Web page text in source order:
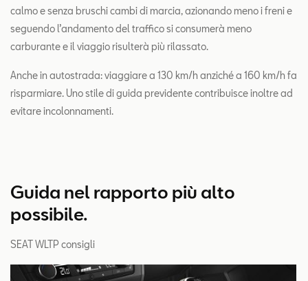
calmo e senza bruschi cambi di marcia, azionando meno i freni e
seguendo l’andamento del traffico si consumerà meno
carburante e il viaggio risulterà più rilassato.
Anche in autostrada: viaggiare a 130 km/h anziché a 160 km/h fa
risparmiare. Uno stile di guida previdente contribuisce inoltre ad
evitare incolonnamenti.
Guida nel rapporto più alto
possibile.
SEAT WLTP consigli